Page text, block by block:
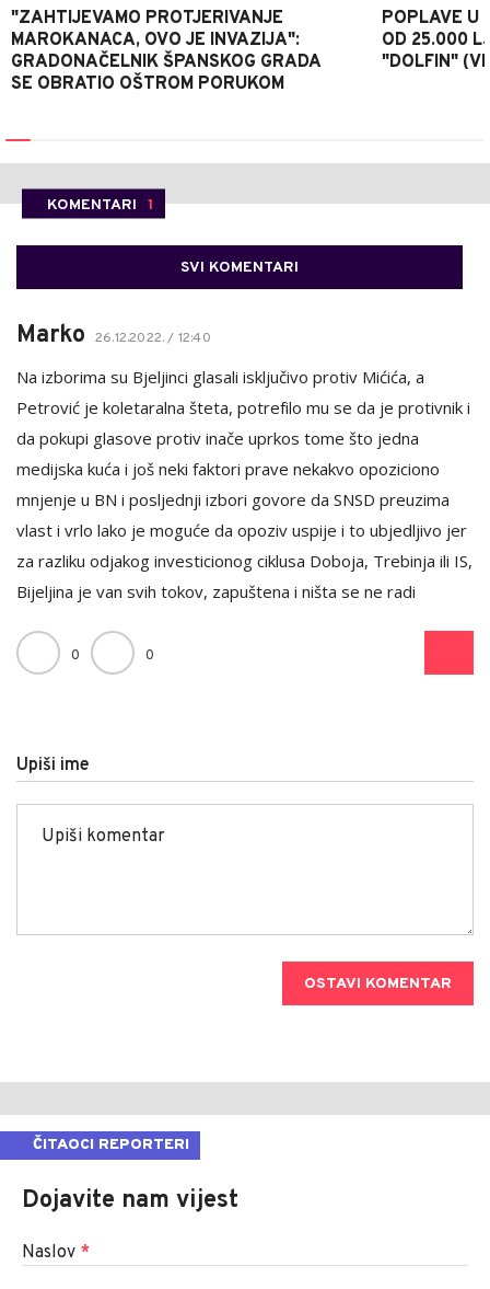
"ZAHTIJEVAMO PROTJERIVANJE
MAROKANACA, OVO JE INVAZIJA":
GRADONAČELNIK ŠPANSKOG GRADA
SE OBRATIO OŠTROM PORUKOM
POPLAVE U
OD 25.000
"DOLFIN"
KOMENTARI 1
SVI KOMENTARI
Marko 26.12.2022. / 12:40
Na izborima su Bjeljinci glasali isključivo protiv Mićića, a
Petrović je koletaralna šteta, potrefilo mu se da je protivnik i
da pokupi glasove protiv inače uprkos tome što jedna
medijska kuća i još neki faktori prave nekakvo opoziciono
mnjenje u BN i posljednji izbori govore da SNSD preuzima
vlast i vrlo lako je moguće da opoziv uspije i to ubjedljivo jer
za razliku odjakog investicionog ciklusa Doboja, Trebinja ili IS,
Bijeljina je van svih tokov, zapuštena i ništa se ne radi
0 0
Upiši ime
OSTAVI KOMENTAR
ČITAOCI REPORTERI
Dojavite nam vijest
Naslov *